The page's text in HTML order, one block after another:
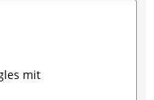
mit